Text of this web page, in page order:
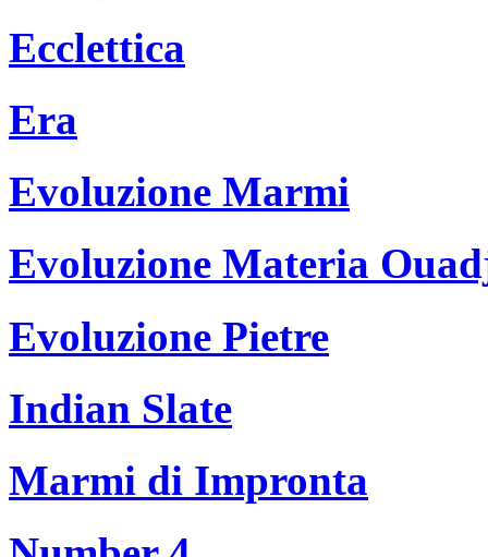
Ecclettica
Era
Evoluzione Marmi
Evoluzione Materia
Evoluzione Pietre
Indian Slate
Marmi di Impronta